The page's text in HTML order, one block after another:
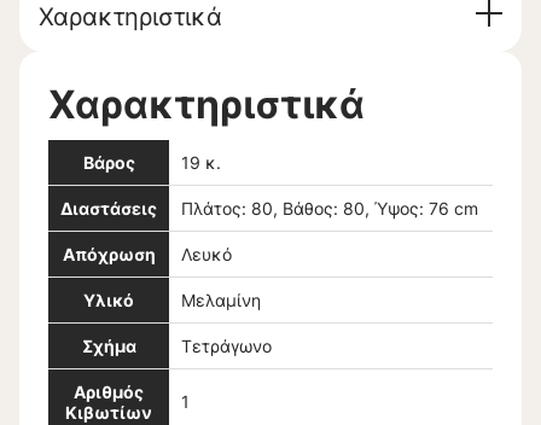
Χαρακτηριστικά
Χαρακτηριστικά
Βάρος 19 κ.
Διαστάσεις Πλάτος: 80, Βάθος: 80, Ύψος: 76 cm
Απόχρωση Λευκό
Υλικό Μελαμίνη
Σχήμα Τετράγωνο
Αριθμός
Κιβωτίων
1